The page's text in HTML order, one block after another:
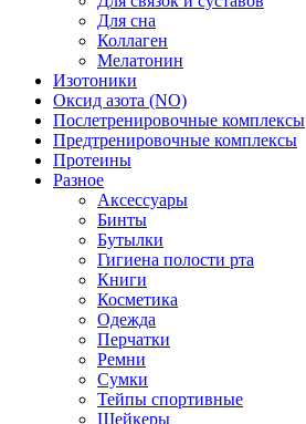
Для сна
Коллаген
Мелатонин
Изотоники
Оксид азота (NO)
Послетренировочные комплексы
Предтренировочные комплексы
Протеины
Разное
Аксессуары
Бинты
Бутылки
Гигиена полости рта
Книги
Косметика
Одежда
Перчатки
Ремни
Сумки
Тейпы спортивные
Шейкеры